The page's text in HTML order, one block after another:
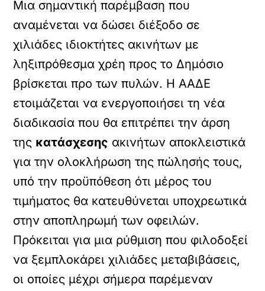
Μια σημαντική παρέμβαση που
αναμένεται να δώσει διέξοδο σε
χιλιάδες ιδιοκτήτες ακινήτων με
ληξιπρόθεσμα χρέη προς το Δημόσιο
βρίσκεται προ των πυλών. Η ΑΑΔΕ
ετοιμάζεται να ενεργοποιήσει τη νέα
διαδικασία που θα επιτρέπει την άρση
της κατάσχεσης ακινήτων αποκλειστικά
για την ολοκλήρωση της πώλησής τους,
υπό την προϋπόθεση ότι μέρος του
τιμήματος θα κατευθύνεται υποχρεωτικά
στην αποπληρωμή των οφειλών.
Πρόκειται για μια ρύθμιση που φιλοδοξεί
να ξεμπλοκάρει χιλιάδες μεταβιβάσεις,
οι οποίες μέχρι σήμερα παρέμεναν